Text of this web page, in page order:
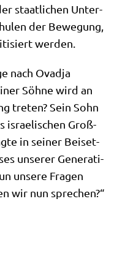
staat­li­chen Unter­
der Bewe­gung,
werden.
nach Ovad­ja
Söh­ne wird an
tre­ten? Sein Sohn
israe­li­schen Groß­
in sei­ner Bei­set­
unse­rer Gene­ra­ti­
unse­re Fra­gen
wir nun sprechen?“